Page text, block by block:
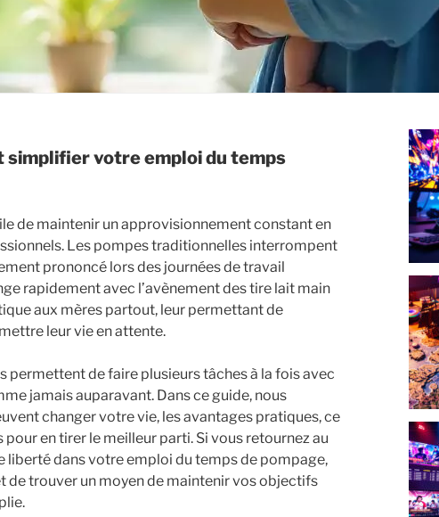
de maintenir un approvisionnement constant en
Les pompes traditionnelles interrompent
prononcé lors des journées de travail
rapidement avec l’avènement des tire lait main
aux mères partout, leur permettant de
leur vie en attente.
permettent de faire plusieurs tâches à la fois avec
jamais auparavant. Dans ce guide, nous
changer votre vie, les avantages pratiques, ce
en tirer le meilleur parti. Si vous retournez au
liberté dans votre emploi du temps de pompage,
trouver un moyen de maintenir vos objectifs